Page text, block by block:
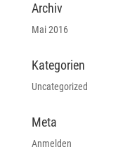
Archiv
Mai 2016
Kategorien
Uncategorized
Meta
Anmelden